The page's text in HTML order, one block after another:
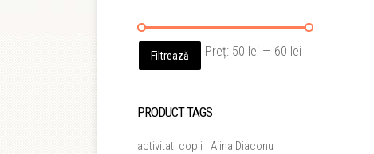
minim
maxim
Filtrează Preț: 50 lei — 60 lei
PRODUCT TAGS
activitati copii
Alina Diaconu